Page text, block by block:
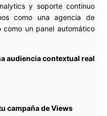
y soporte continuo
como una agencia de
un panel automático
audiencia contextual real
campaña de Views